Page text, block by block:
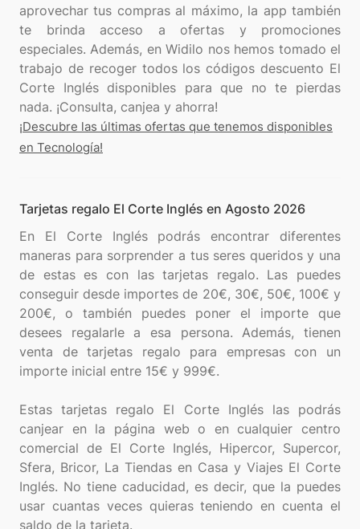
aprovechar tus compras al máximo, la app también
te brinda acceso a ofertas y promociones
especiales. Además, en Widilo nos hemos tomado el
trabajo de recoger todos los códigos descuento El
Corte Inglés disponibles para que no te pierdas
¡Descubre las últimas ofertas que tenemos disponibles
en Tecnología!
Tarjetas regalo El Corte Inglés en Agosto 2026
En El Corte Inglés podrás encontrar diferentes
maneras para sorprender a tus seres queridos y una
de estas es con las tarjetas regalo. Las puedes
conseguir desde importes de 20€, 30€, 50€, 100€ y
200€, o también puedes poner el importe que
desees regalarle a esa persona. Además, tienen
venta de tarjetas regalo para empresas con un
importe inicial entre 15€ y 999€.
Estas tarjetas regalo El Corte Inglés las podrás
canjear en la página web o en cualquier centro
comercial de El Corte Inglés, Hipercor, Supercor,
Sfera, Bricor, La Tiendas en Casa y Viajes El Corte
Inglés. No tiene caducidad, es decir, que la puedes
usar cuantas veces quieras teniendo en cuenta el